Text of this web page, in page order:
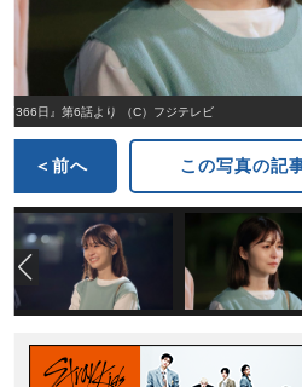
『366日』第6話より （C）フジテレビ
＜前へ この写真の記